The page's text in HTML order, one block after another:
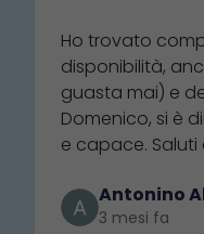
quanto non ha
rappresentava
particolarmente
aspettando 2
prodotti trovati
non
acquirenti al
Ho trovato
disponibilità,
guasta mai) e
Domenico, si è
e capace.
Antonino
3 mesi fa